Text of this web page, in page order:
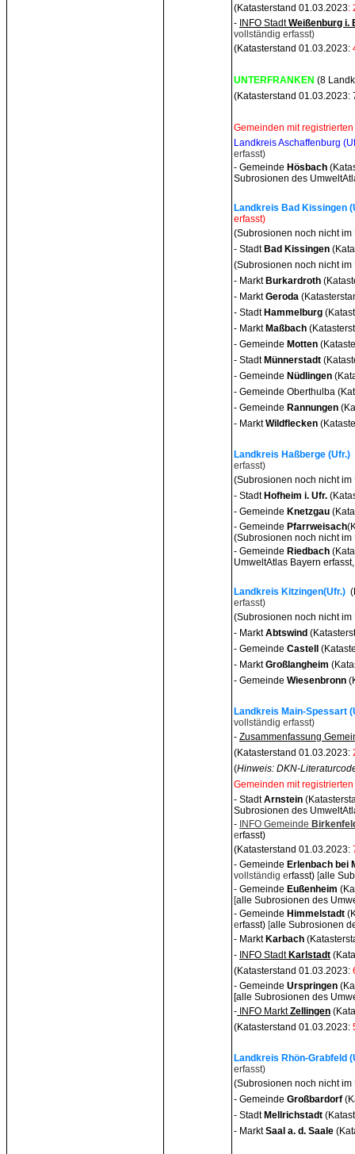
(Katasterstand 01.03.2023:
- INFO StadtWeißenburg i.
vollständig erfasst)
(Katasterstand 01.03.2023:
UNTERFRANKEN (8
(Katasterstand 01.03.2023:
Gemeinden mit
Landkreis Aschaffenburg
erfasst)
- Gemeinde Hösbach
Subrosionen des
Landkreis Bad Kissingen
erfasst)
(Subrosionen noch nicht
- Stadt Bad Kissingen
(Subrosionen noch nicht
- Markt Burkardroth
- MarktGeroda
- Stadt Hammelburg
- Markt Maßbach
- Gemeinde Motten
- Stadt Münnerstadt
- Gemeinde Nüdlingen
- Gemeinde Oberthulba
- Gemeinde Rannungen
- MarktWildflecken
Landkreis Haßberge (Ufr.)
erfasst)
(Subrosionen noch nicht
- Stadt Hofheim i. Ufr.
- Gemeinde Knetzgau
- Gemeinde Pfarrweisach
(Subrosionen noch nicht
- Gemeinde Riedbach
UmweltAtlas Bayern
Landkreis Kitzingen(Ufr.)
erfasst)
(Subrosionen noch nicht
- MarktAbtswind
- Gemeinde Castell
- MarktGroßlangheim
- Gemeinde Wiesenbronn
Landkreis Main-Spessart
vollständig erfasst)
- Zusammenfassung
(Katasterstand 01.03.2023:
(Hinweis: DKN-
Gemeinden mit
- StadtArnstein
Subrosionen des
- INFO Gemeinde
erfasst)
(Katasterstand 01.03.2023:
- Gemeinde Erlenbach bei
vollständig erfasst) [alle
- Gemeinde Eußenheim
[alle Subrosionen des
- Gemeinde Himmelstadt
erfasst) [alle Subrosionen
- Markt Karbach
- INFO Stadt Karlstadt
(Katasterstand 01.03.2023:
- Gemeinde Urspringen
[alle Subrosionen des
- INFO MarktZellingen
(Katasterstand 01.03.2023:
Landkreis Rhön-Grabfeld
erfasst)
(Subrosionen noch nicht
- Gemeinde Großbardorf
- Stadt Mellrichstadt
- MarktSaal a. d. Saal e